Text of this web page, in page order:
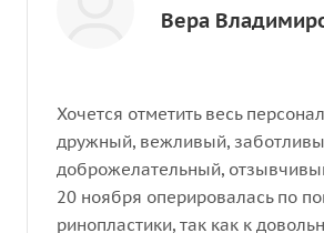
Вера
Хочется отметить весь
дружный, вежливый,
доброжелательный,
20 ноября оперировалась по
ринопластики, так как к